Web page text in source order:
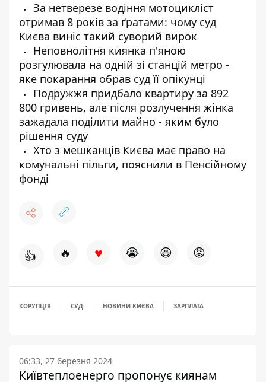
За нетверезе водіння мотоцикліст
отримав 8 років за ґратами: чому суд
Києва виніс такий суворий вирок
Неповнолітня киянка п'яною
розгулювала на одній зі станцій метро -
яке покарання обрав суд її опікунці
Подружжя придбало квартиру за 892
800 гривень, але після розлучення жінка
зажадала поділити майно - яким було
рішення суду
Хто з мешканців Києва має право на
комунальні пільги, пояснили в Пенсійному
фонді
👍 🔥 ♥ 😭 😆 😡
КОРУПЦІЯ СУД НОВИНИ КИЄВА ЗАРПЛАТА
06:33, 27 березня 2024
Київтеплоенерго пропонує киянам